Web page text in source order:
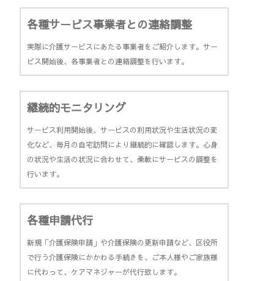
各種サービス事業者との連絡調整
実際に介護サービスにあたる事業者をご紹介します。サー
ビス開始後、各事業者との連絡調整を行います。
継続的モニタリング
サービス利用開始後、サービスの利用状況や生活状況の変
化など、毎月の自宅訪問により継続的に確認します。心身
の状況や生活の状況に合わせて、柔軟にサービスの調整を
行います。
各種申請代行
新規「介護保険申請」や介護保険の更新申請など、区役所
で行う介護保険にかかわる手続きを、ご本人様やご家族様
に代わって、ケアマネジャーが代行致します。